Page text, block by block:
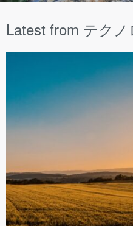
Latest from テク